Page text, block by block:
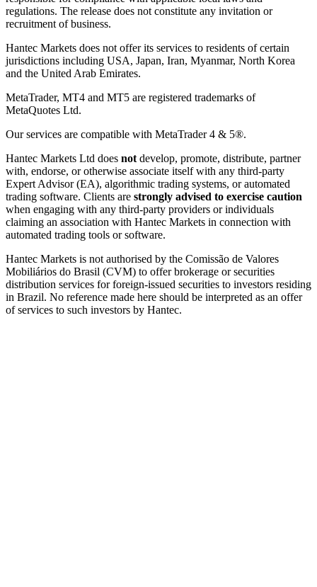
regulations. The release does not constitute any invitation or
recruitment of business.
Hantec Markets does not offer its services to residents of certain
jurisdictions including USA, Japan, Iran, Myanmar, North Korea
and the United Arab Emirates.
MetaTrader, MT4 and MT5 are registered trademarks of
MetaQuotes Ltd.
Our services are compatible with MetaTrader 4 & 5®.
Hantec Markets Ltd does not develop, promote, distribute, partner
with, endorse, or otherwise associate itself with any third-party
Expert Advisor (EA), algorithmic trading systems, or automated
trading software. Clients are strongly advised to exercise caution
when engaging with any third-party providers or individuals
claiming an association with Hantec Markets in connection with
automated trading tools or software.
Hantec Markets is not authorised by the Comissão de Valores
Mobiliários do Brasil (CVM) to offer brokerage or securities
distribution services for foreign-issued securities to investors residing
in Brazil. No reference made here should be interpreted as an offer
of services to such investors by Hantec.